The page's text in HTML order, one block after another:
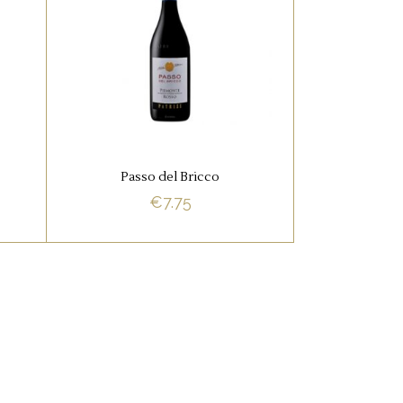
RODE WIJNEN
In de neus een intens
bouquet, met geuren van
viooltjes en primula, die
BUY NOW
Passo del Bricco
€7.75